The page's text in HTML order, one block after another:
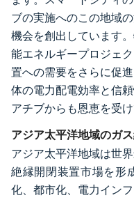
ブの実施へのこの地域
機会を創出しています
能エネルギープロジェ
置への需要をさらに促
体の電力配電効率と信
アチブからも恩恵を受け
アジア太平洋地域のガ
アジア太平洋地域は世
絶縁開閉装置市場を形
化、都市化、電力イン